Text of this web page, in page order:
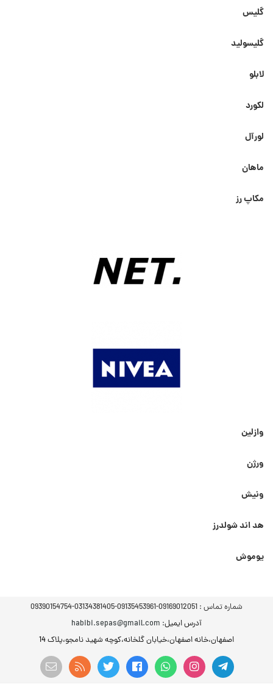
گلیس
گلیسولید
لابلو
لکورد
لورآل
ماهان
مکاپ رز
وازلین
ورژن
ونیش
هد اند شولدرز
یوموش
شماره تماس : 09169012051-09135453961-03134381405-09390154754
آدرس ایمیل: habibi.sepas@gmail.com
اصفهان،خانه اصفهان،خیابان گلخانه،کوچه شهید نامجو،پلاک 14